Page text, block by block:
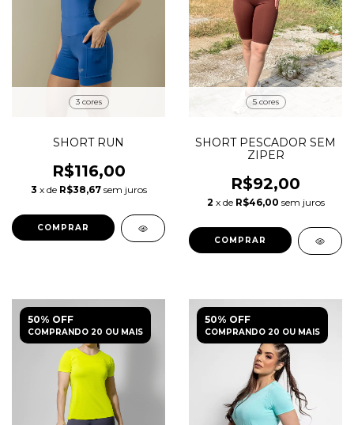
3 cores
SHORT RUN
R$116,00
3 x de R$38,67 sem juros
COMPRAR
5 cores
SHORT PESCADOR SEM
ZIPER
R$92,00
2 x de R$46,00 sem juros
COMPRAR
50% OFF
COMPRANDO 20 OU MAIS
50% OFF
COMPRANDO 20 OU MAIS